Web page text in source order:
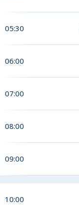
05:30
06:00
07:00
08:00
09:00
10:00